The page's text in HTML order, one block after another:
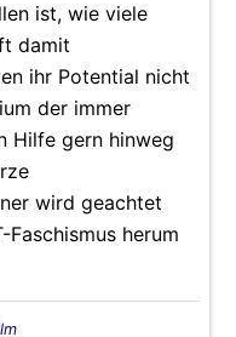
ist, wie viele
damit
ihr Potential nicht
der immer
Hilfe gern hinweg
wird geachtet
herum